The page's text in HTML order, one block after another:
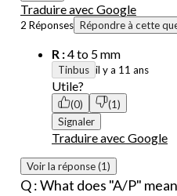
Traduire avec Google
2 Réponses Répondre à cette
R :4 to 5 mm
Tinbus il y a 11 ans
Utile?
(0)
(1)
Signaler
Traduire avec Google
Voir la réponse (1)
Q : What does "A/P"